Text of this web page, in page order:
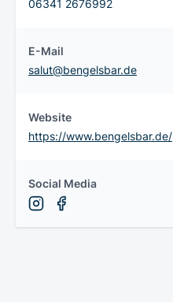
06341 2676992
E-Mail
salut@bengelsbar.de
Website
https://www.bengelsbar.de/
Social Media